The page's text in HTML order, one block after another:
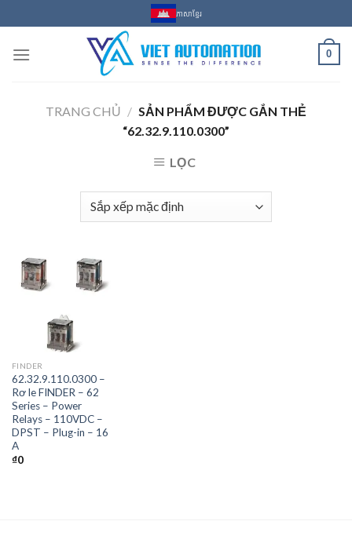
to
content
ភាសាខ្មែរ
0
TRANG CHỦ / SẢN PHẨM ĐƯỢC GẮN THẺ
“62.32.9.110.0300”
LỌC
FINDER
62.32.9.110.0300 –
Rơ le FINDER – 62
Series – Power
Relays – 110VDC –
DPST – Plug-in – 16
A
₫0